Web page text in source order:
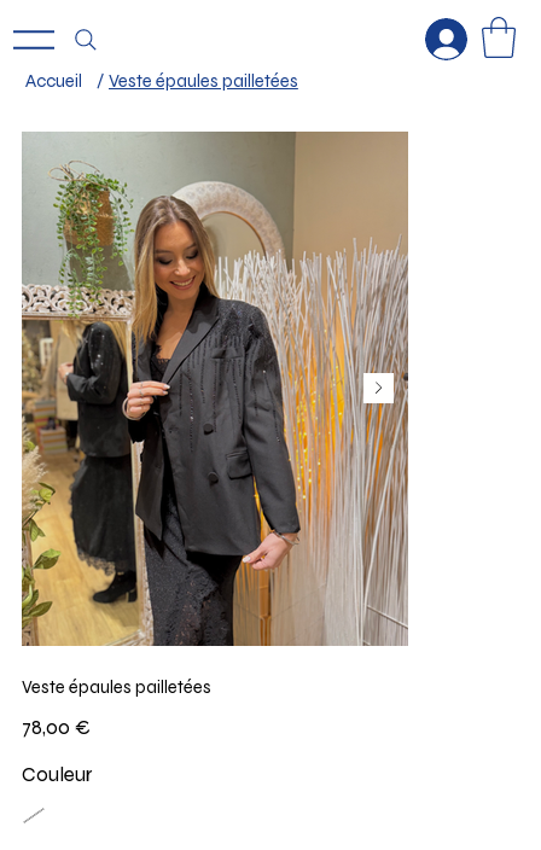
Accueil / Veste épaules pailletées
Veste épaules pailletées
Prix
78,00 €
Couleur